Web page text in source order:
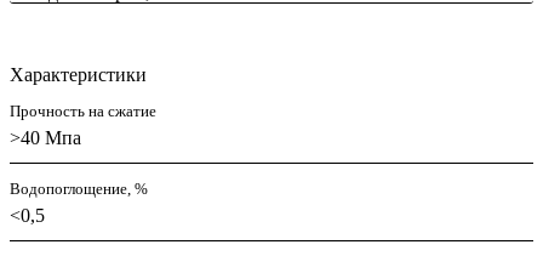
Характеристики
Прочность на сжатие
>40 Мпа
Водопоглощение, %
<0,5